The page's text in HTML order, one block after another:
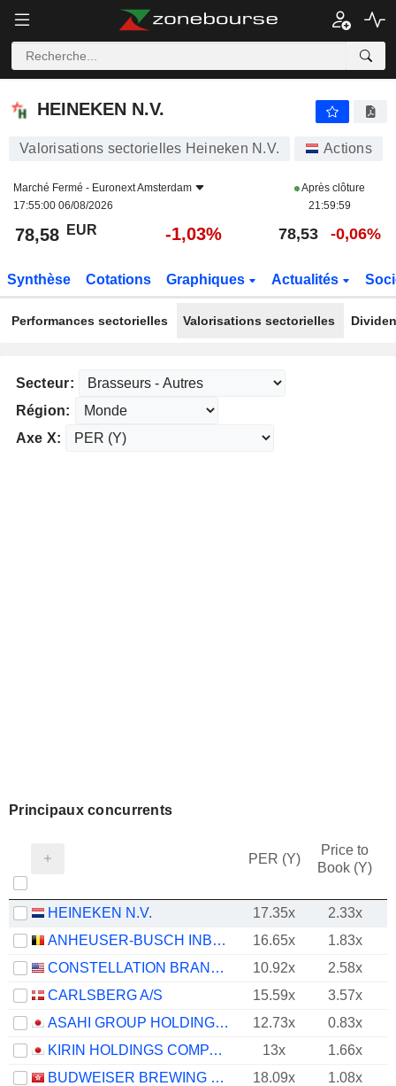
HEINEKEN N.V.
HEINEKEN N.V.
Valorisations sectorielles Heineken N.V. Actions
Marché Fermé - Euronext Amsterdam
17:55:00 06/08/2026
Après clôture
21:59:59
78,58 EUR -1,03% 78,53 -0,06%
Synthèse Cotations Graphiques Actualités
Performances sectorielles Valorisations sectorielles
Secteur:
Région:
Axe X:
Principaux concurrents
PER (Y)
Price to
Book (Y)
HEINEKEN N.V. 17.35x
2.33x
ANHEUSER-BUSCH INBEV SA/NV
16.65x
1.83x
CONSTELLATION BRANDS, INC.
10.92x
2.58x
CARLSBERG A/S
15.59x
3.57x
ASAHI GROUP HOLDINGS, LTD.
12.73x
0.83x
KIRIN HOLDINGS COMPANY, LIMITED
13x
1.66x
BUDWEISER BREWING COMPANY APAC LIMITED
18.09x
1.08x